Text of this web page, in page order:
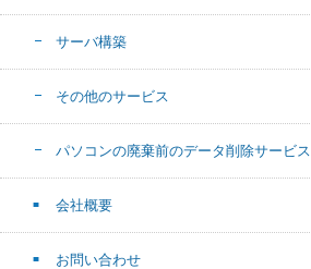
サーバ構築
その他のサービス
パソコンの廃棄前のデータ削除サービス
会社概要
お問い合わせ